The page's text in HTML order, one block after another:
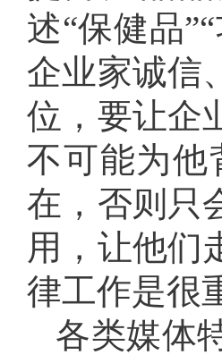
述“保健品
企业家诚信
位，要让企
不可能为他
在，否则只
用，让他们
律工作是很
各类媒体